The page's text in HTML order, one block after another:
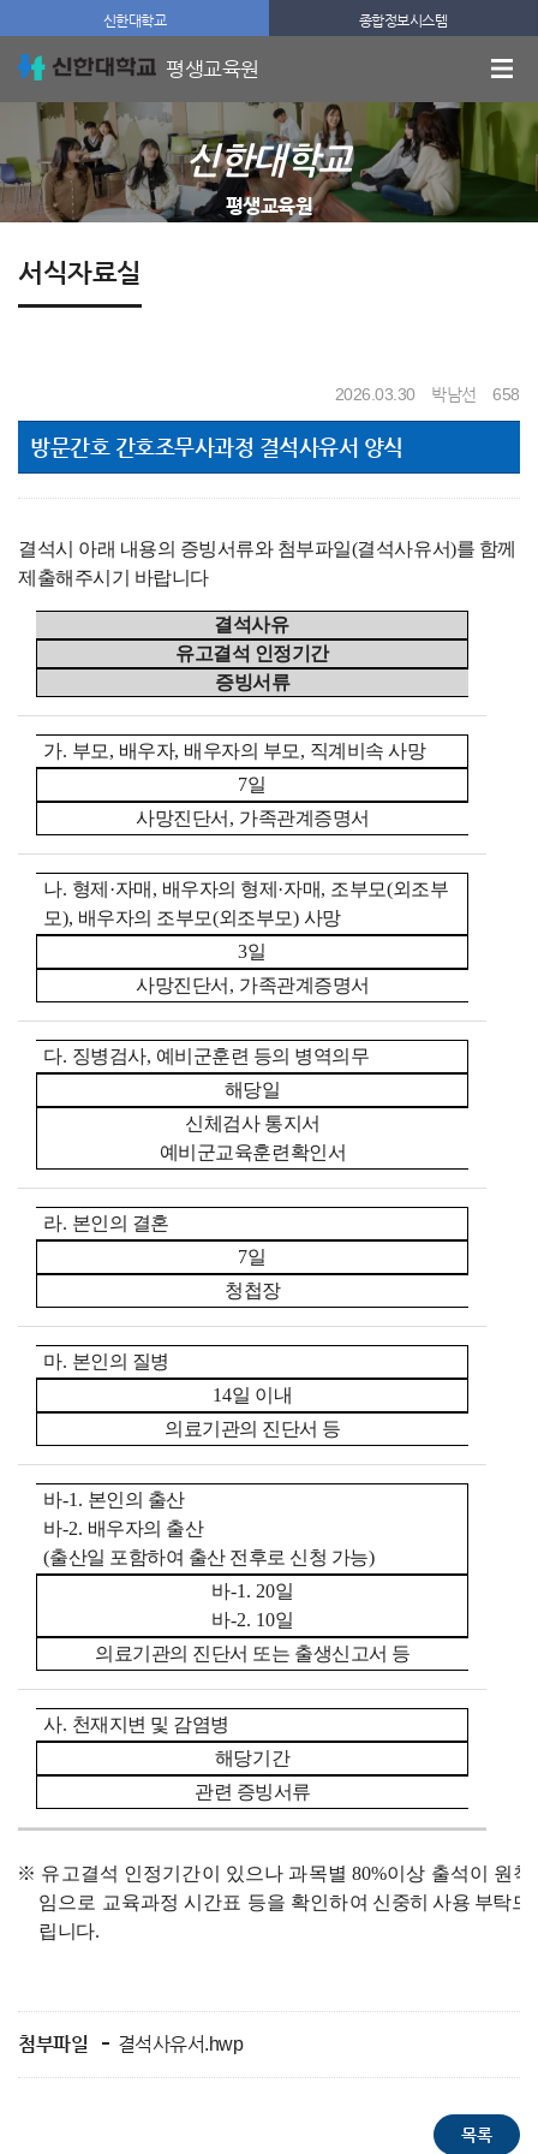
신한대학교 종합정보시스템
평생교육원
신한대학교
평생교육원
서식자료실
2026.03.30 박남선 658
방문간호 간호조무사과정 결석사유서 양식
결석시 아래 내용의 증빙서류와 첨부파일(결석사유서)를 함께
제출해주시기 바랍니다
결석사유
유고결석 인정기간
증빙서류
가. 부모 , 배우자, 배우자의 부모 , 직계비속 사망
7일
사망진단서 , 가족관계증명서
나. 형제 ·자매 , 배우자의 형제 ·자매, 조부모(외조부
모), 배우자의 조부모(외조부모) 사망
3일
사망진단서 , 가족관계증명서
다. 징병검사, 예비군훈련 등의 병역의무
해당일
신체검사 통지서
예비군교육훈련확인서
라. 본인의 결혼
7일
청첩장
마. 본인의 질병
14일 이내
의료기관의 진단서 등
바-1. 본인의 출산
바-2. 배우자의 출산
(출산일 포함하여 출산 전후로 신청 가능)
바-1. 20일
바-2. 10일
의료기관의 진단서 또는 출생신고서 등
사. 천재지변 및 감염병
해당기간
관련 증빙서류
※ 유고결석 인정기간이 있으나 과목별 80%이상 출석이 원칙
임으로 교육과정 시간표 등을 확인하여 신중히 사용 부탁드
립니다.
첨부파일 결석사유서.hwp